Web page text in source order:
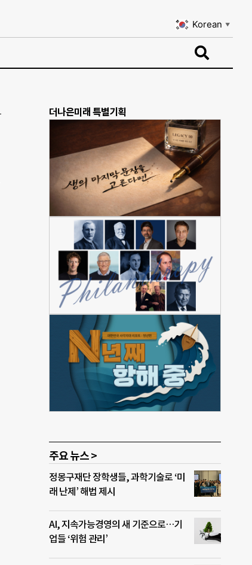
Korean ▼
더나은미래 특별기획
주요 뉴스 >
정몽구재단 장학생들, 과학기술로 ‘미
래 난제’ 해법 제시
AI, 지속가능경영의 새 기준으로…기
업들 ‘위험 관리’